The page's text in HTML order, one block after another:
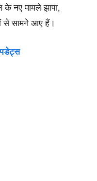
नए मामले झापा,
से सामने आए हैं।